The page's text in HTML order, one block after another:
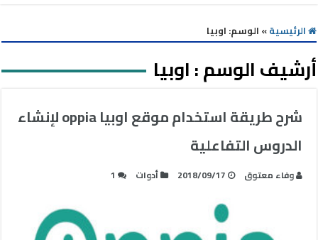
الرئيسية» الوسم: اوبيا
أرشيف الوسم :اوبيا
شرح طريقة استخدام موقع اوبيا oppia لإنشاء
الدروس التفاعلية
وفاء معتوق 2018/09/17 أدوات 1